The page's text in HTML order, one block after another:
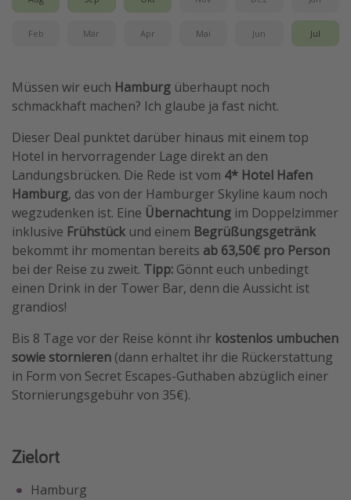
Strandurlaub
Gruppenreisen
Hotels in Amsterdam
Hotels am Achensee
Weitere Themen
Reise Journal
Familienurlaub in der Türkei
Rundreisen in Thailand
Bahnreisen in der Schweiz
Reisepassfreie Reiseziele
Travel Know How
Silvesterreisen
Last Minute Urlaub Mallorca
Last Minute Urlaub Deutschland
Feb Mär Apr Mai Jun Jul
Müssen wir euch Hamburg überhaupt noch
schmackhaft machen? Ich glaube ja fast nicht.
Dieser Deal punktet darüber hinaus mit einem top
Hotel in hervorragender Lage direkt an den
Landungsbrücken. Die Rede ist vom 4* Hotel Hafen
Hamburg, das von der Hamburger Skyline kaum noch
wegzudenken ist. Eine Übernachtung im Doppelzimmer
inklusive Frühstück und einem Begrüßungsgetränk
bekommt ihr momentan bereits ab 63,50€ pro Person
bei der Reise zu zweit. Tipp: Gönnt euch unbedingt
einen Drink in der Tower Bar, denn die Aussicht ist
grandios!
Bis 8 Tage vor der Reise könnt ihr kostenlos umbuchen
sowie stornieren (dann erhaltet ihr die Rückerstattung
in Form von Secret Escapes-Guthaben abzüglich einer
Stornierungsgebühr von 35€).
Zielort
Hamburg